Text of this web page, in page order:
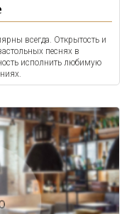
всегда. Открытость и
песнях в
исполнить любимую